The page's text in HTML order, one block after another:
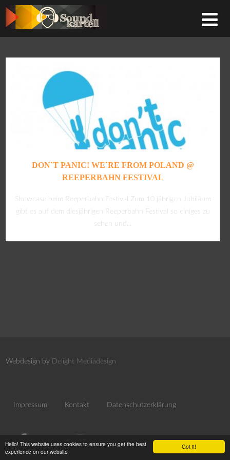
Got it!
Hello! This website uses cookies to ensure you get the best
experience on our website
DON`T PANIC! WE`RE FROM POLAND @
REEPERBAHN FESTIVAL
Showcase beim Reeperbahn Festival Zum 10 jährigen Jubiläum
gibt es auf dem diesjährigen Reeperbahn Festival so einiges zu
sehen und...
Webdesign by Delight Mediadesign
Impressum Kontakt Datenschutzerklärung